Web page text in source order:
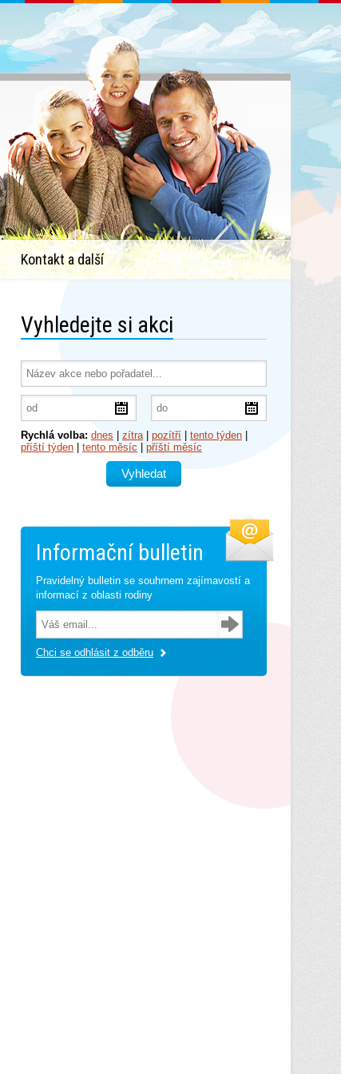
Kontakt a další
Vyhledejte si akci
Rychlá volba: dnes zítra| pozítří tento týden
příští týden
tento měsíc příští měsíc
Informační bulletin
Pravidelný bulletin se souhrnem zajímavostí a
informací z oblasti rodiny
Chci se odhlásit z odběru